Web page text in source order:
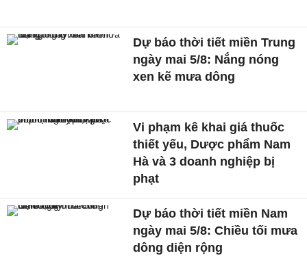
Dự báo thời tiết miền Trung
ngày mai 5/8: Nắng nóng
xen kẽ mưa dông
Vi phạm kê khai giá thuốc
thiết yếu, Dược phẩm Nam
Hà và 3 doanh nghiệp bị
phạt
Dự báo thời tiết miền Nam
ngày mai 5/8: Chiều tối mưa
dông diện rộng